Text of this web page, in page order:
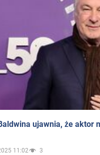
ujawnia, że aktor
11:02 3